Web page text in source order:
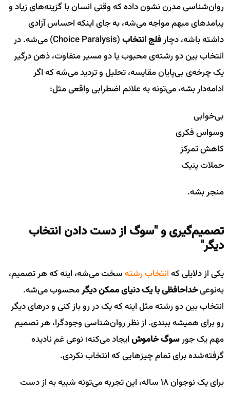
روان‌شناسی مدرن نشون داده که وقتی انسان با گزینه‌های زیاد و
پیامدهای مبهم مواجه می‌شه، به جای اینکه احساس آزادی
داشته باشه، دچارفلج انتخاب
(Choice Paralysis) می‌شه. در
انتخاب بین دو رشته‌ی محبوب یا دو مسیر متفاوت، ذهن درگیر
یک چرخه‌ی بی‌پایان مقایسه، تحلیل و تردید می‌شه که اگر
ادامه‌دار بشه، می‌تونه به علائم اضطرابی واقعی مثل:
بی‌خوابی
وسواس فکری
کاهش تمرکز
حملات پنیک
منجر بشه.
تصمیم‌گیری و "سوگ از دست دادن انتخاب
دیگر"
یکی از دلایلی کهانتخاب رشتهسخت می‌شه، اینه که هر تصمیم،
به‌نوعیخداحافظی با یک دنیای ممکن دیگرمحسوب می‌شه.
انتخاب بین دو رشته مثل اینه که یک در رو باز کنی و درهای دیگر
رو برای همیشه ببندی. از نظر روان‌شناسی وجودگرا، هر تصمیم
مهم یک جورسوگ خاموشایجاد می‌کنه؛ نوعی غم نادیده
گرفته‌شده برای تمام چیزهایی که انتخاب نکردی.
برای یک نوجوان ۱۸ ساله، این تجربه می‌تونه شبیه به از دست